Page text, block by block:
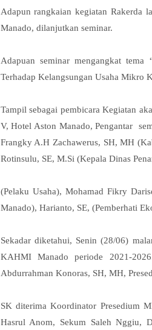
Adapun rangkaian kegiatan
Manado, dilanjutkan seminar.
Adapuan seminar mengangkat
Terhadap Kelangsungan Usaha Mikro
Tampil sebagai pembicara Kegiatan
V, Hotel Aston Manado, Pengantar
Frangky A.H Zachawerus, SH, MH
Rotinsulu, SE, M.Si (Kepala Dinas
(Pelaku Usaha), Mohamad Fikry
Manado), Harianto, SE, (Pemberhati
Sekadar diketahui, Senin (28/06)
KAHMI Manado periode 2021-
Abdurrahman Konoras, SH, MH,
SK diterima Koordinator Presedium
Hasrul Anom, Sekum Saleh Nggiu,